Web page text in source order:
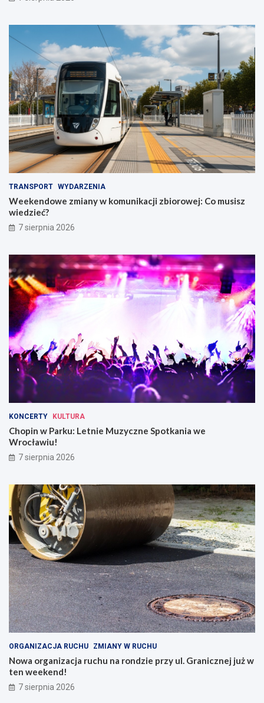
TRANSPORT WYDARZENIA
Weekendowe zmiany w komunikacji zbiorowej: Co musisz
wiedzieć?
7 sierpnia 2026
KONCERTY KULTURA
Chopin w Parku: Letnie Muzyczne Spotkania we
Wrocławiu!
7 sierpnia 2026
ORGANIZACJA RUCHU ZMIANY W RUCHU
Nowa organizacja ruchu na rondzie przy ul. Granicznej już w
ten weekend!
7 sierpnia 2026